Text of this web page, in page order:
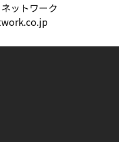
ットワーク